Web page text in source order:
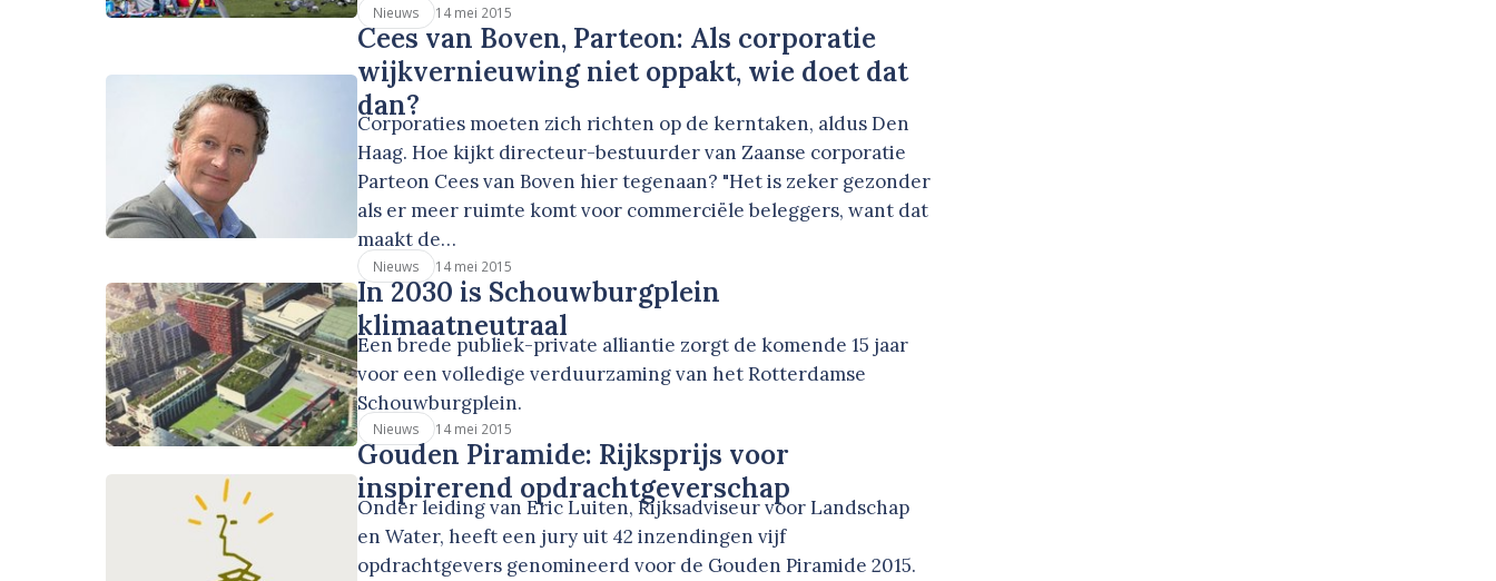
Nieuws 14 mei 2015
Cees van Boven, Parteon: Als corporatie
wijkvernieuwing niet oppakt, wie doet dat
dan?
Corporaties moeten zich richten op de kerntaken, aldus Den
Haag. Hoe kijkt directeur-bestuurder van Zaanse corporatie
Parteon Cees van Boven hier tegenaan? "Het is zeker gezonder
als er meer ruimte komt voor commerciële beleggers, want dat
maakt de…
Nieuws 14 mei 2015
In 2030 is Schouwburgplein
klimaatneutraal
Een brede publiek-private alliantie zorgt de komende 15 jaar
voor een volledige verduurzaming van het Rotterdamse
Schouwburgplein.
Nieuws 14 mei 2015
Gouden Piramide: Rijksprijs voor
inspirerend opdrachtgeverschap
Onder leiding van Eric Luiten, Rijksadviseur voor Landschap
en Water, heeft een jury uit 42 inzendingen vijf
opdrachtgevers genomineerd voor de Gouden Piramide 2015.